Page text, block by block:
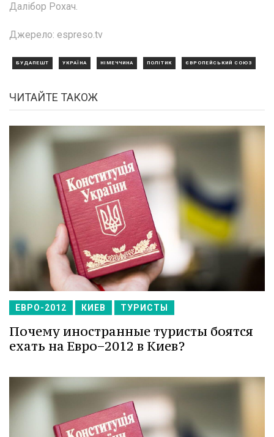
Далібор Рохач.
Джерело: espreso.tv
БУДАПЕШТ УКРАЇНА НІМЕЧЧИНА ПОЛІТИК ЄВРОПЕЙСЬКИЙ СОЮЗ
ЧИТАЙТЕ ТАКОЖ
ЕВРО-2012 КИЕВ ТУРИСТЫ
Почему иностранные туристы боятся
ехать на Евро−2012 в Киев?